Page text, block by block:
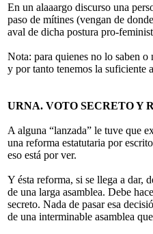
En un alaaargo discurso una
paso de mítines (vengan de
aval de dicha postura pro-
Nota: para quienes no lo saben
y por tanto tenemos la suficiente
URNA. VOTO SECRETO Y
A alguna “lanzada” le tuve que
una reforma estatutaria por
eso está por ver.
Y ésta reforma, si se llega a dar,
de una larga asamblea. Debe
secreto. Nada de pasar esa
de una interminable asamblea